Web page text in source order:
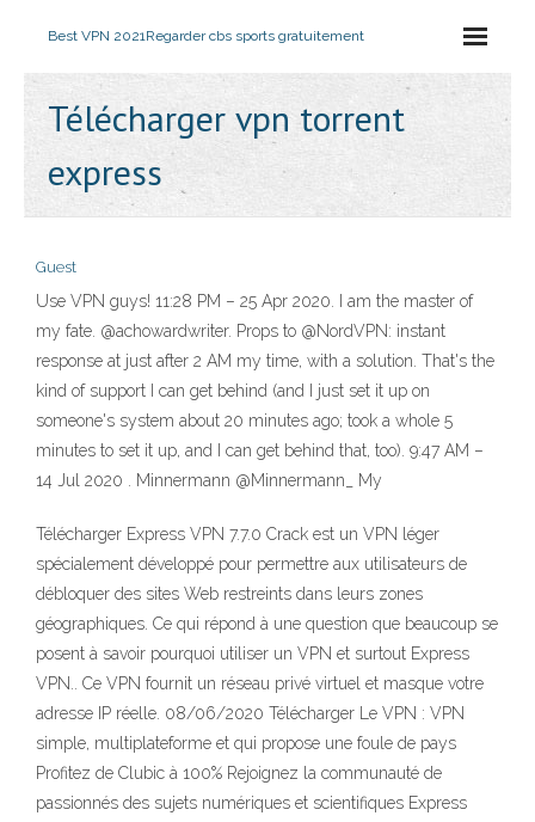
Best VPN 2021Regarder cbs sports gratuitement
Télécharger vpn torrent
express
Guest
Use VPN guys! 11:28 PM – 25 Apr 2020. I am the master of
my fate. @achowardwriter. Props to @NordVPN: instant
response at just after 2 AM my time, with a solution. That's the
kind of support I can get behind (and I just set it up on
someone's system about 20 minutes ago; took a whole 5
minutes to set it up, and I can get behind that, too). 9:47 AM –
14 Jul 2020 . Minnermann @Minnermann_ My
Télécharger Express VPN 7.7.0 Crack est un VPN léger
spécialement développé pour permettre aux utilisateurs de
débloquer des sites Web restreints dans leurs zones
géographiques. Ce qui répond à une question que beaucoup se
posent à savoir pourquoi utiliser un VPN et surtout Express
VPN.. Ce VPN fournit un réseau privé virtuel et masque votre
adresse IP réelle. 08/06/2020 Télécharger Le VPN : VPN
simple, multiplateforme et qui propose une foule de pays
Profitez de Clubic à 100% Rejoignez la communauté de
passionnés des sujets numériques et scientifiques Express